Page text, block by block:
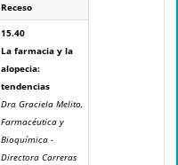
Receso
15.40
La farmacia y la
alopecia:
tendencias
Dra Graciela Melito,
Farmacéutica y
Bioquímica -
Directora Carreras